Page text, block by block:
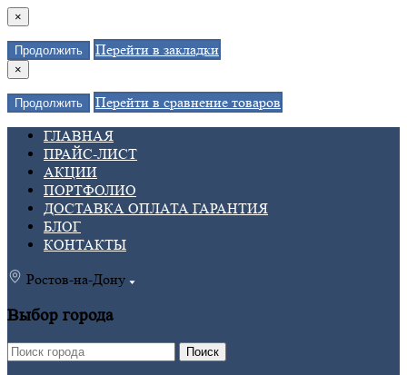
×
Продолжить Перейти в закладки
×
Продолжить
Перейти в сравнение товаров
ГЛАВНАЯ
ПРАЙС-ЛИСТ
АКЦИИ
ПОРТФОЛИО
ДОСТАВКА ОПЛАТА ГАРАНТИЯ
БЛОГ
КОНТАКТЫ
Ростов-на-Дону
Выбор города
Поиск